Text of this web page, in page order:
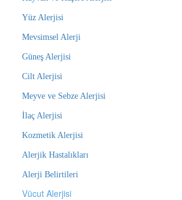
Yüz Alerjisi
Mevsimsel Alerji
Güneş Alerjisi
Cilt Alerjisi
Meyve ve Sebze Alerjisi
İlaç Alerjisi
Kozmetik Alerjisi
Alerjik Hastalıkları
Alerji Belirtileri
Vücut Alerjisi